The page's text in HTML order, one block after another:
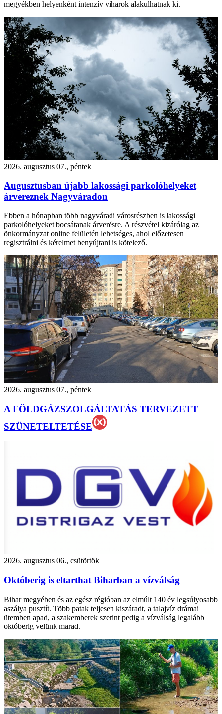
megyékben helyenként intenzív viharok alakulhatnak ki.
2026. augusztus 07., péntek
Augusztusban újabb lakossági parkolóhelyeket
árvereznek Nagyváradon
Ebben a hónapban több nagyváradi városrészben is lakossági
parkolóhelyeket bocsátanak árverésre. A részvétel kizárólag az
önkormányzat online felületén lehetséges, ahol előzetesen
regisztrálni és kérelmet benyújtani is kötelező.
2026. augusztus 07., péntek
A FÖLDGÁZSZOLGÁLTATÁS TERVEZETT
SZÜNETELTETÉSE
2026. augusztus 06., csütörtök
Októberig is eltarthat Biharban a vízválság
Bihar megyében és az egész régióban az elmúlt 140 év legsúlyosabb
aszálya pusztít. Több patak teljesen kiszáradt, a talajvíz drámai
ütemben apad, a szakemberek szerint pedig a vízválság legalább
októberig velünk marad.